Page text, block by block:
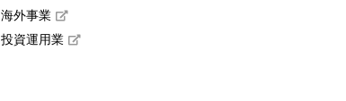
海外事業
投資運用業